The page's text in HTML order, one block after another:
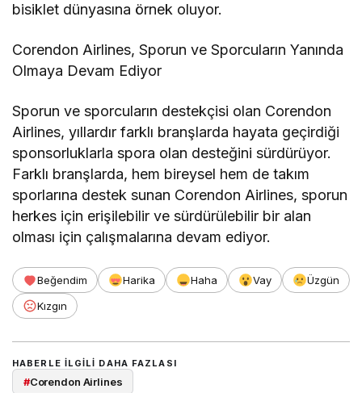
bisiklet dünyasına örnek oluyor.
Corendon Airlines, Sporun ve Sporcuların Yanında
Olmaya Devam Ediyor
Sporun ve sporcuların destekçisi olan Corendon
Airlines, yıllardır farklı branşlarda hayata geçirdiği
sponsorluklarla spora olan desteğini sürdürüyor.
Farklı branşlarda, hem bireysel hem de takım
sporlarına destek sunan Corendon Airlines, sporun
herkes için erişilebilir ve sürdürülebilir bir alan
olması için çalışmalarına devam ediyor.
Beğendim Harika Haha Vay
Üzgün
Kızgın
HABERLE ILGILI DAHA FAZLASI
#Corendon Airlines